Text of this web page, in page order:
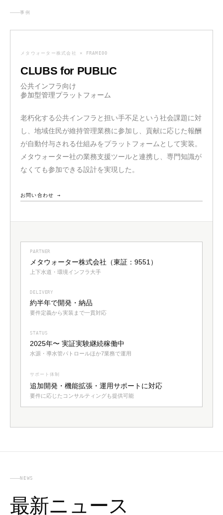
事例
メタウォーター株式会社 × FRAME00
CLUBS for PUBLIC
公共インフラ向け
参加型管理プラットフォーム
老朽化する公共インフラと担い手不足という社会課題に対
し、地域住民が維持管理業務に参加し、貢献に応じた報酬
が自動付与される仕組みをプラットフォームとして実装。
メタウォーター社の業務支援ツールと連携し、専門知識が
なくても参加できる設計を実現した。
お問い合わせ →
PARTNER
メタウォーター株式会社（東証：9551）
上下水道・環境インフラ大手
DELIVERY
約半年で開発・納品
要件定義から実装まで一貫対応
STATUS
2025年〜 実証実験継続稼働中
水源・導水管パトロールほか7業務で運用
サポート体制
追加開発・機能拡張・運用サポートに対応
要件に応じたコンサルティングも提供可能
NEWS
最新ニュース